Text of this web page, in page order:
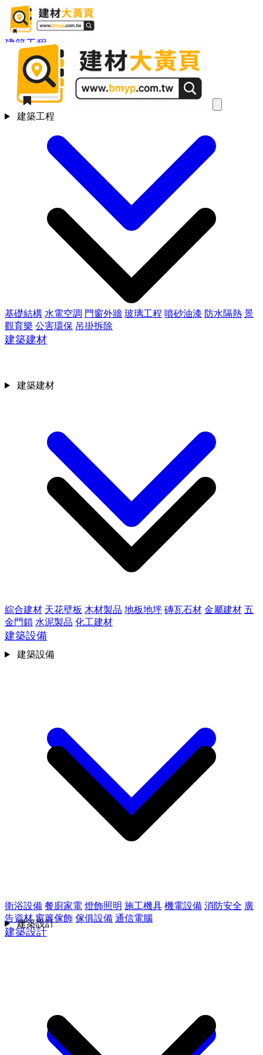
建築工程
基礎結構 水電空調 門窗外牆 玻璃工程 噴砂油漆 防水隔熱 景
觀育樂 公害環保 吊掛拆除
建築建材
綜合建材 天花壁板 木材製品 地板地坪 磚瓦石材 金屬建材 五
金門鎖 水泥製品 化工建材
建築設備
衛浴設備 餐廚家電 燈飾照明 施工機具 機電設備 消防安全 廣
告資材 窗簾傢飾 傢俱設備 通信電腦
建築設計
建築工程
建築建材
建築設備
建築設計